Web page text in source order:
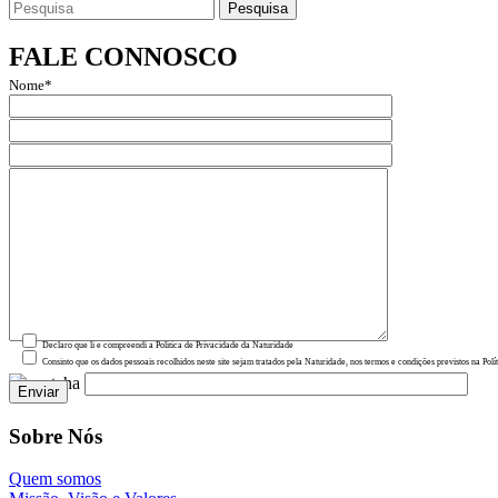
Search
for:
FALE CONNOSCO
Nome*
Declaro que li e compreendi a Política de Privacidade da Naturidade
Consinto que os dados pessoais recolhidos neste site sejam tratados pela Naturidade, nos termos e condições previstos na
Sobre Nós
Quem somos